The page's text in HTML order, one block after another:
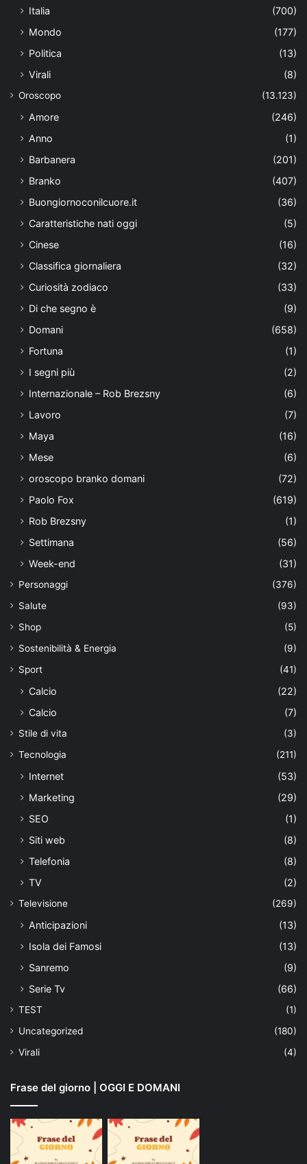
Italia
(700)
Mondo
(177)
Politica
(13)
Virali
(8)
Oroscopo (13.123)
Amore
(246)
Anno
(1)
Barbanera
(201)
Branko
(407)
Buongiornoconilcuore.it
(36)
Caratteristiche nati oggi
(5)
Cinese
(16)
Classifica giornaliera
(32)
Curiosità zodiaco
(33)
Di che segno è
(9)
Domani
(658)
Fortuna
(1)
I segni più
(2)
Internazionale – Rob Brezsny
(6)
Lavoro
(7)
Maya
(16)
Mese
(6)
oroscopo branko domani
(72)
Paolo Fox
(619)
Rob Brezsny
(1)
Settimana
(56)
Week-end
(31)
Personaggi
(376)
Salute
(93)
Shop
(5)
Sostenibilità & Energia
(9)
Sport
(41)
Calcio
(22)
Calcio
(7)
Stile di vita
(3)
Tecnologia
(211)
Internet
(53)
Marketing
(29)
SEO
(1)
Siti web
(8)
Telefonia
(8)
TV
(2)
Televisione (269)
Anticipazioni
(13)
Isola dei Famosi
(13)
Sanremo
(9)
Serie Tv
(66)
TEST
(1)
Uncategorized
(180)
Virali
(4)
Frase del giorno | OGGI E DOMANI